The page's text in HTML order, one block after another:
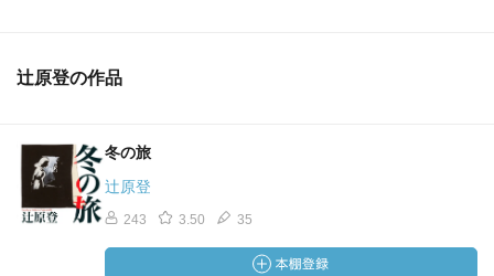
辻原登の作品
冬の旅
辻原登
243 3.50 35